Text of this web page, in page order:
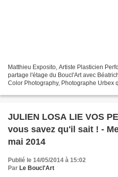
Matthieu Exposito, Artiste Plasticien
partage l'étage du Boucl'Art avec
Color Photography, Photographe Urbex
JULIEN LOSA LIE VOS
vous savez qu'il sait ! -
mai 2014
Publié le 14/05/2014 à 15:02
Par Le Boucl'Art